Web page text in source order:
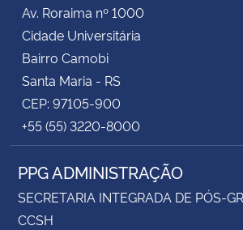
Av. Roraima nº 1000
Cidade Universitária
Bairro Camobi
Santa Maria - RS
CEP: 97105-900
+55 (55) 3220-8000
PPG ADMINISTRAÇÃO
SECRETARIA INTEGRADA DE PÓS-
CCSH